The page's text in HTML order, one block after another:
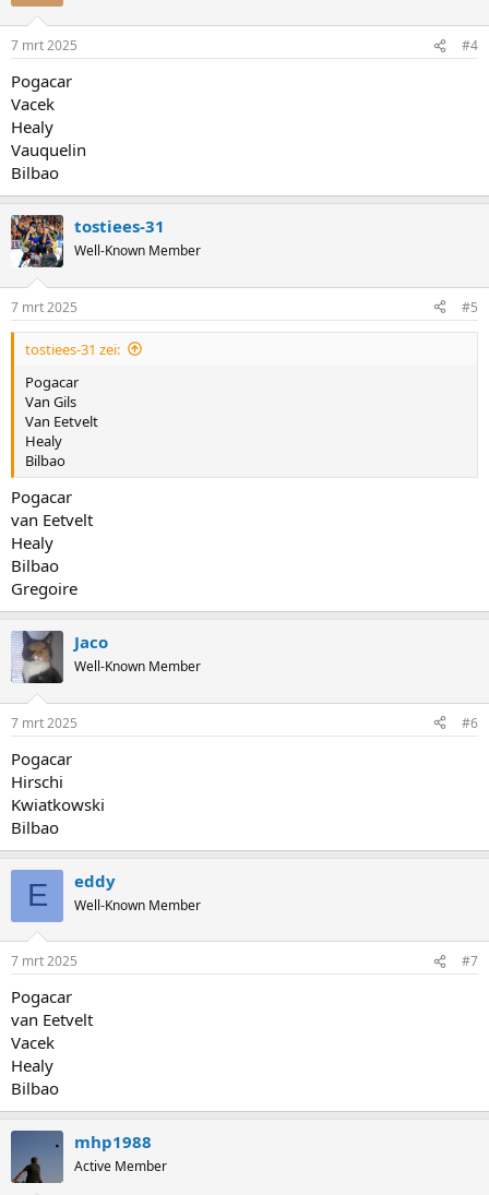
7 mrt 2025 #4
Pogacar
Vacek
Healy
Vauquelin
Bilbao
tostiees-31
Well-Known Member
7 mrt 2025 #5
tostiees-31 zei:
Pogacar
Van Gils
Van Eetvelt
Healy
Bilbao
Pogacar
van Eetvelt
Healy
Bilbao
Gregoire
Jaco
Well-Known Member
7 mrt 2025 #6
Pogacar
Hirschi
Kwiatkowski
Bilbao
E eddy
Well-Known Member
7 mrt 2025 #7
Pogacar
van Eetvelt
Vacek
Healy
Bilbao
mhp1988
Active Member